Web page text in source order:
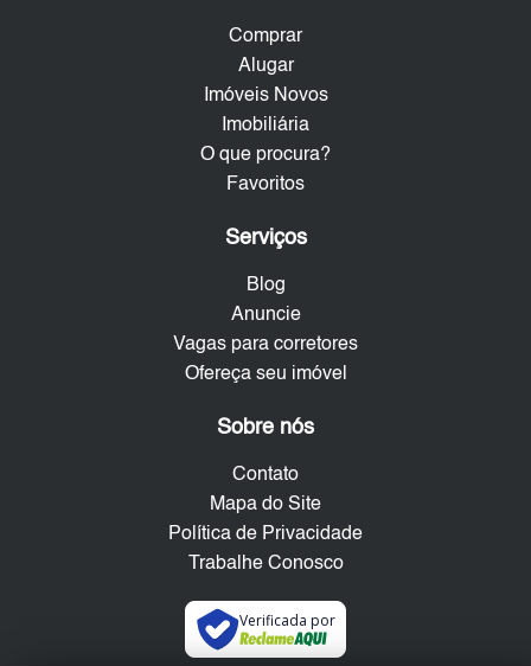
Comprar
Alugar
Imóveis Novos
Imobiliária
O que procura?
Favoritos
Serviços
Blog
Anuncie
Vagas para corretores
Ofereça seu imóvel
Sobre nós
Contato
Mapa do Site
Política de Privacidade
Trabalhe Conosco
Verificada por